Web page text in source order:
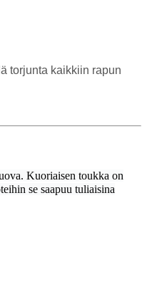
torjunta kaikkiin rapun
Kuoriaisen toukka on
se saapuu tuliaisina